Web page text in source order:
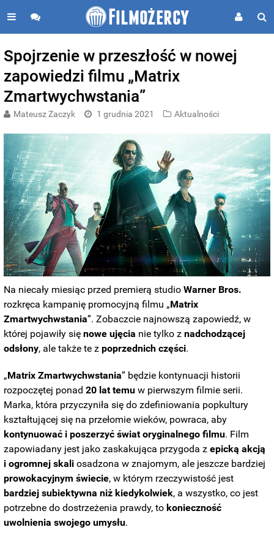
Spojrzenie w przeszłość w nowej
zapowiedzi filmu „Matrix
Zmartwychwstania”
Mateusz Zaczyk 1 grudnia 2021 Aktualności
Na niecały miesiąc przed premierą studioWarner Bros.
rozkręca kampanię promocyjną filmu „Matrix
Zmartwychwstania”. Zobaczcie najnowszą zapowiedź, w
której pojawiły sięnowe ujęcia nie tylko znadchodzącej
odsłony, ale także te zpoprzednich części.
„Matrix Zmartwychwstania” będzie kontynuacji historii
rozpoczętej ponad20 lat temu w pierwszym filmie serii.
Marka, która przyczyniła się do zdefiniowania popkultury
kształtującej się na przełomie wieków, powraca, aby
kontynuować i poszerzyć świat oryginalnego filmu. Film
zapowiadany jest jako zaskakująca przygoda zepicką akcją
i ogromnej skali osadzona w znajomym, ale jeszcze bardziej
prowokacyjnym świecie, w którym rzeczywistość jest
bardziej subiektywna niż kiedykolwiek, a wszystko, co jest
potrzebne do dostrzeżenia prawdy, to konieczność
uwolnienia swojego umysłu.